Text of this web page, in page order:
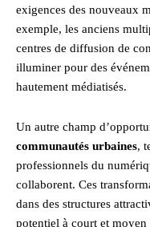
exigences des nouveaux
exemple, les anciens
centres de diffusion de
illuminer pour des
hautement médiatisés.
Un autre champ
communautés urbaines,
professionnels du
collaborent. Ces
dans des structures
potentiel à court et moyen